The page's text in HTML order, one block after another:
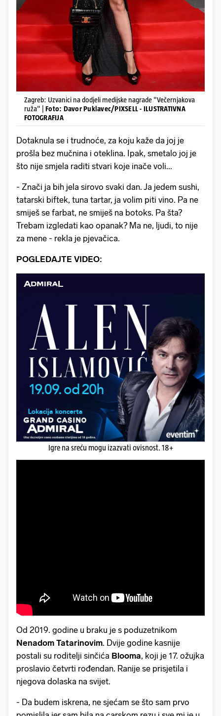
Zagreb: Uzvanici na dodjeli medijske nagrade "Večernjakova
ruža" | Foto: Davor Puklavec/PIXSELL - ILUSTRATIVNA
FOTOGRAFIJA
Dotaknula se i trudnoće, za koju kaže da joj je
prošla bez mučnina i oteklina. Ipak, smetalo joj je
što nije smjela raditi stvari koje inače voli...
- Znači ja bih jela sirovo svaki dan. Ja jedem sushi,
tatarski biftek, tuna tartar, ja volim piti vino. Pa ne
smiješ se farbat, ne smiješ na botoks. Pa šta?
Trebam izgledati kao opanak? Ma ne, ljudi, to nije
za mene - rekla je pjevačica.
POGLEDAJTE VIDEO:
Igre na sreću mogu izazvati ovisnost. 18+
Od 2019. godine u braku je s poduzetnikom
Nenadom Tatarinovim. Dvije godine kasnije
postali su roditelji sinčića Blooma, koji je 17. ožujka
proslavio četvrti rođendan. Ranije se prisjetila i
njegova dolaska na svijet.
- Da budem iskrena, ne sjećam se što sam prvo